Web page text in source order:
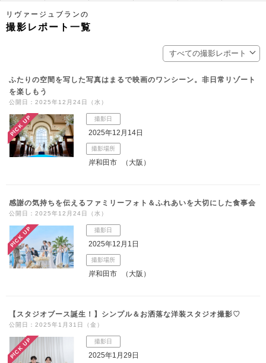
撮影レポート
ブログ
チャペルでの撮影
ソロウエディング
豊富なドレス
豊富なカラードレス
リヴァージュブランの
撮影レポート一覧
すべての撮影レポート
ふたりの空間を写した写真はまるで映画のワンシーン。非日常リゾート
を楽しもう
公開日：2025年12月24日（水）
PICK UP 撮影日
2025年12月14日
撮影場所
岸和田市 （大阪）
感謝の気持ちを伝えるファミリーフォト＆ふれあいを大切にした食事会
公開日：2025年12月24日（水）
PICK UP 撮影日
2025年12月1日
撮影場所
岸和田市 （大阪）
【スタジオブース誕生！】シンプル＆お洒落な洋装スタジオ撮影♡
公開日：2025年1月31日（金）
PICK UP 撮影日
2025年1月29日